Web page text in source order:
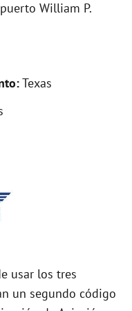
William P.
Texas
usar los tres
un segundo código